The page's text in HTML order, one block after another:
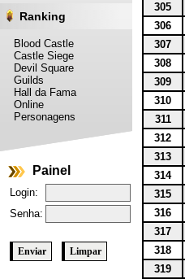
Ranking
Blood Castle
Castle Siege
Devil Square
Guilds
Hall da Fama
Online
Personagens
305
306
307
308
309
310
311
312
313
314
315
316
317
318
319
Painel
Login:
Senha: